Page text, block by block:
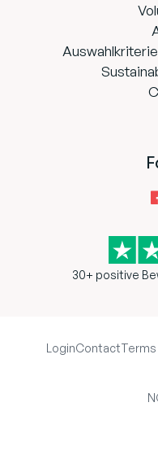
30+ positive
LoginContact